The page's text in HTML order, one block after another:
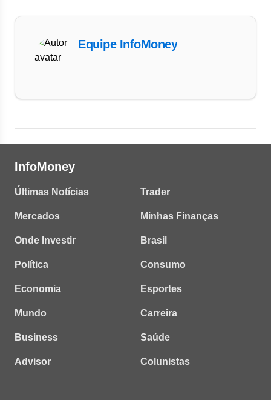
Equipe InfoMoney
InfoMoney
Últimas Notícias
Mercados
Onde Investir
Política
Economia
Mundo
Business
Advisor
Trader
Minhas Finanças
Brasil
Consumo
Esportes
Carreira
Saúde
Colunistas